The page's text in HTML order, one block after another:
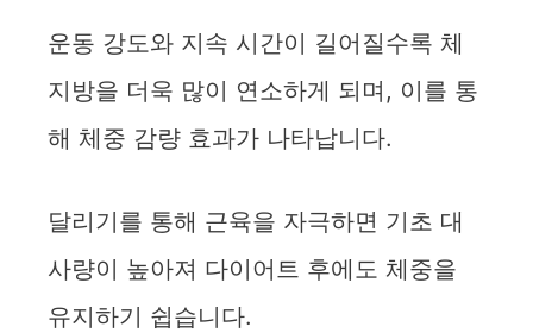
운동 강도와 지속 시간이 길어질수록 체
지방을 더욱 많이 연소하게 되며, 이를 통
해 체중 감량 효과가 나타납니다.
달리기를 통해 근육을 자극하면 기초 대
사량이 높아져 다이어트 후에도 체중을
유지하기 쉽습니다.